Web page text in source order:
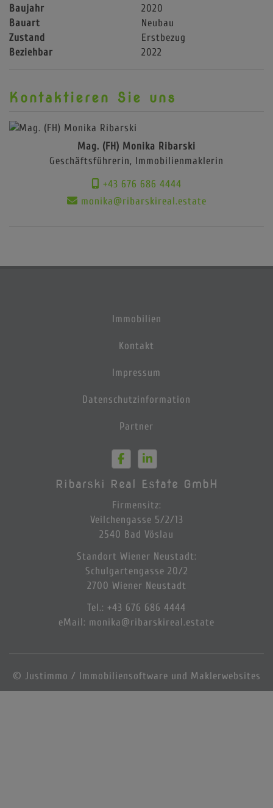
Baujahr
2020
Bauart
Neubau
Zustand
Erstbezug
Beziehbar
2022
Kontaktieren Sie uns
Mag. (FH) Monika Ribarski
Geschäftsführerin, Immobilienmaklerin
+43 676 686 4444
monika@ribarskireal.estate
Immobilien
Kontakt
Impressum
Datenschutzinformation
Partner
Ribarski Real Estate GmbH
Firmensitz:
Veilchengasse 5/2/13
2540 Bad Vöslau
Standort Wiener Neustadt:
Schulgartengasse 20/2
2700 Wiener Neustadt
Tel.: +43 676 686 4444
eMail: monika@ribarskireal.estate
© Justimmo / Immobiliensoftware und Maklerwebsites